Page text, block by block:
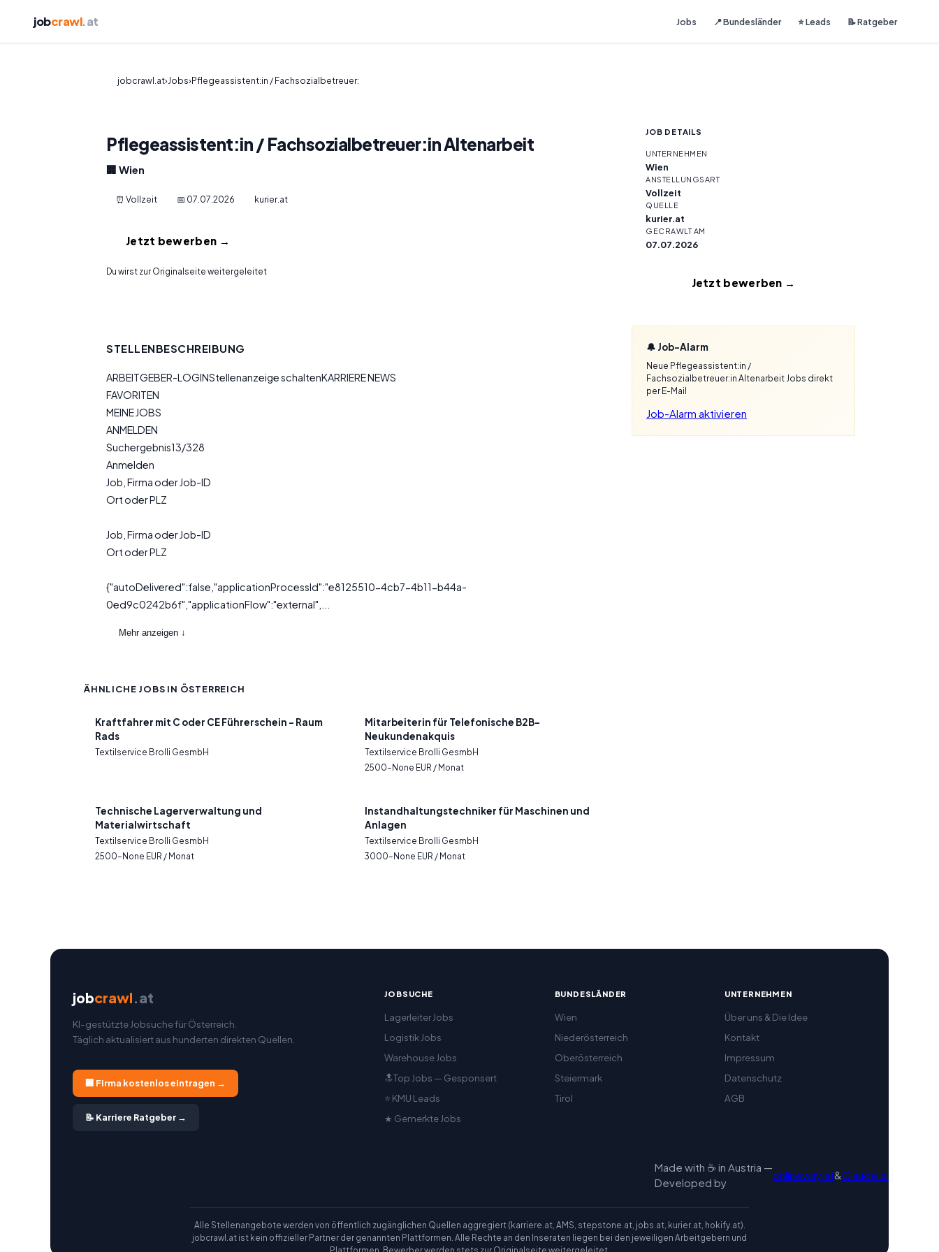
jobcrawl.at Jobs 📍 Bundesländer ⭐ Leads 📝 Ratgeber
jobcrawl.at›Jobs›Pflegeassistent:in / Fachsozialbetreuer:
Pflegeassistent:in / Fachsozialbetreuer:in Altenarbeit
🏢 Wien
⏰ Vollzeit 📅 07.07.2026 kurier.at
Jetzt bewerben →
Du wirst zur Originalseite weitergeleitet
STELLENBESCHREIBUNG
ARBEITGEBER-LOGINStellenanzeige schaltenKARRIERE NEWS
FAVORITEN
MEINE JOBS
ANMELDEN
Suchergebnis13/328
Anmelden
Job, Firma oder Job-ID
Ort oder PLZ
Job, Firma oder Job-ID
Ort oder PLZ
{"autoDelivered":false,"applicationProcessId":"e8125510-4cb7-4b11-b44a-
0ed9c0242b6f","applicationFlow":"external",...
Mehr anzeigen ↓
ÄHNLICHE JOBS IN ÖSTERREICH
Kraftfahrer mit C oder CE Führerschein – Raum
Rads
Textilservice Brolli GesmbH
Mitarbeiterin für Telefonische B2B-
Neukundenakquis
Textilservice Brolli GesmbH
2500–None EUR / Monat
Technische Lagerverwaltung und
Materialwirtschaft
Textilservice Brolli GesmbH
2500–None EUR / Monat
Instandhaltungstechniker für Maschinen und
Anlagen
Textilservice Brolli GesmbH
3000–None EUR / Monat
JOB DETAILS
UNTERNEHMEN
Wien
ANSTELLUNGSART
Vollzeit
QUELLE
kurier.at
GECRAWLT AM
07.07.2026
Jetzt bewerben →
🔔 Job-Alarm
Neue Pflegeassistent:in /
Fachsozialbetreuer:in Altenarbeit Jobs direkt
per E-Mail
Job-Alarm aktivieren
jobcrawl.at
KI-gestützte Jobsuche für Österreich.
Täglich aktualisiert aus hunderten direkten Quellen.
🏢 Firma kostenlos eintragen →
📝 Karriere Ratgeber →
JOBSUCHE
Lagerleiter Jobs
Logistik Jobs
Warehouse Jobs
🔝Top Jobs — Gesponsert
⭐ KMU Leads
★ Gemerkte Jobs
BUNDESLÄNDER
Wien
Niederösterreich
Oberösterreich
Steiermark
Tirol
UNTERNEHMEN
Über uns & Die Idee
Kontakt
Impressum
Datenschutz
AGB
Made with ☕ in Austria —
Developed by
onlineway.at&Claude.ai
Alle Stellenangebote werden von öffentlich zugänglichen Quellen aggregiert (karriere.at, AMS, stepstone.at, jobs.at, kurier.at, hokify.at).
jobcrawl.at ist kein offizieller Partner der genannten Plattformen. Alle Rechte an den Inseraten liegen bei den jeweiligen Arbeitgebern und